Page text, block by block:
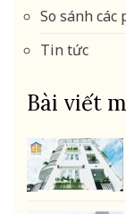
So sánh
Tin tức
Bài viết